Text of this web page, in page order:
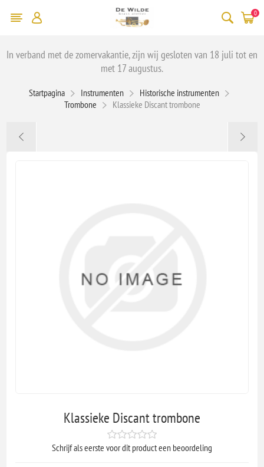
0
In verband met de zomervakantie, zijn wij gesloten van 18 juli tot en
met 17 augustus.
Startpagina Instrumenten
Historische instrumenten
Trombone
Klassieke Discant trombone
Klassieke Discant trombone
Schrijf als eerste voor dit product een beoordeling